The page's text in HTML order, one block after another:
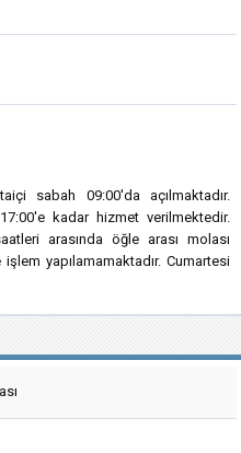
sabah 09:00'da açılmaktadır.
kadar hizmet verilmektedir.
arasında öğle arası molası
yapılamamaktadır. Cumartesi